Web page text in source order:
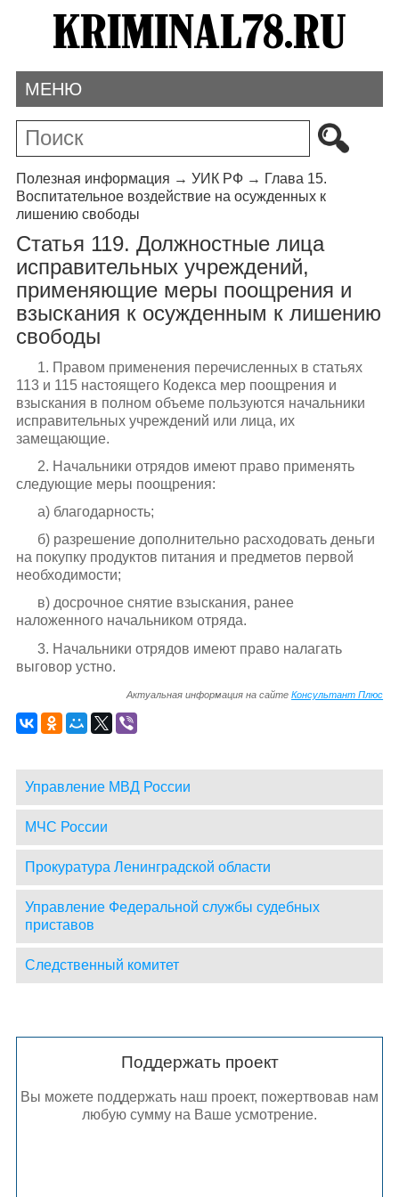
МЕНЮ
Полезная информация → УИК РФ→ Глава 15.
Воспитательное воздействие на осужденных к
лишению свободы
Статья 119. Должностные лица
исправительных учреждений,
применяющие меры поощрения и
взыскания к осужденным к лишению
свободы
1. Правом применения перечисленных в статьях
113 и 115 настоящего Кодекса мер поощрения и
взыскания в полном объеме пользуются начальники
исправительных учреждений или лица, их
замещающие.
2. Начальники отрядов имеют право применять
следующие меры поощрения:
а) благодарность;
б) разрешение дополнительно расходовать деньги
на покупку продуктов питания и предметов первой
необходимости;
в) досрочное снятие взыскания, ранее
наложенного начальником отряда.
3. Начальники отрядов имеют право налагать
выговор устно.
Актуальная информация на сайтеКонсультант Плюс
Управление МВД России
МЧС России
Прокуратура Ленинградской области
Управление Федеральной службы судебных
приставов
Следственный комитет
Поддержать проект
Вы можете поддержать наш проект, пожертвовав нам
любую сумму на Ваше усмотрение.